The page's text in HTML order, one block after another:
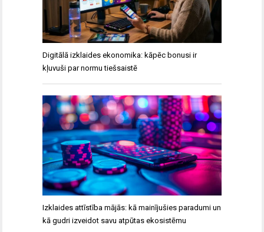
Digitālā izklaides ekonomika: kāpēc bonusi ir
kļuvuši par normu tiešsaistē
Izklaides attīstība mājās: kā mainījušies paradumi un
kā gudri izveidot savu atpūtas ekosistēmu